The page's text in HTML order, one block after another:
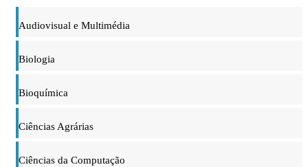
Audiovisual e Multimédia
Biologia
Bioquímica
Ciências Agrárias
Ciências da Computação